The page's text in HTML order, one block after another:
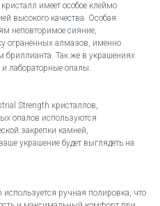
имеет особое клеймо
высокого качества. Особая
неповторимое сияние,
огранённых алмазов, именно
бриллианта. Так же в украшениях
и лабораторные опалы.
Strength кристаллов,
опалов используются
закрепки камней,
украшение будет выглядеть на
ручная полировка, что